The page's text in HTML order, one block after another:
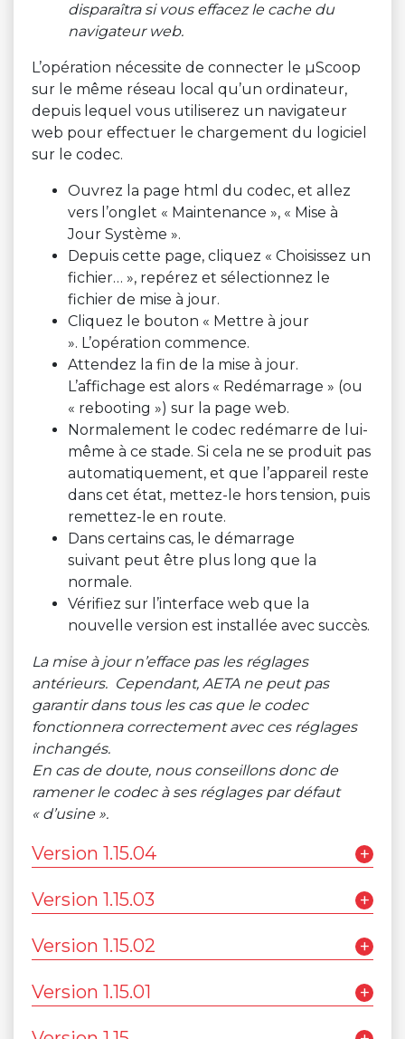
disparaîtra si vous effacez le cache du
navigateur web.
L’opération nécessite de connecter le µScoop
sur le même réseau local qu’un ordinateur,
depuis lequel vous utiliserez un navigateur
web pour effectuer le chargement du logiciel
sur le codec.
Ouvrez la page html du codec, et allez
vers l’onglet « Maintenance », « Mise à
Jour Système ».
Depuis cette page, cliquez « Choisissez un
fichier… », repérez et sélectionnez le
fichier de mise à jour.
Cliquez le bouton « Mettre à jour
». L’opération commence.
Attendez la fin de la mise à jour.
L’affichage est alors « Redémarrage » (ou
« rebooting ») sur la page web.
Normalement le codec redémarre de lui-
même à ce stade. Si cela ne se produit pas
automatiquement, et que l’appareil reste
dans cet état, mettez-le hors tension, puis
remettez-le en route.
Dans certains cas, le démarrage
suivant peut être plus long que la
normale.
Vérifiez sur l’interface web que la
nouvelle version est installée avec succès.
La mise à jour n’efface pas les réglages
antérieurs. Cependant, AETA ne peut pas
garantir dans tous les cas que le codec
fonctionnera correctement avec ces réglages
inchangés.
En cas de doute, nous conseillons donc de
ramener le codec à ses réglages par défaut
« d’usine ».
Version 1.15.04 +
Interopérabilité AoIP avec des codecs tiers
utilisant un type de payload “MPA”.
Version 1.15.03 +
Suite à une mise à jour logicielle de notre
serveur STUN, le processus de détection
Version 1.15.02 +
Version 1.15.01 +